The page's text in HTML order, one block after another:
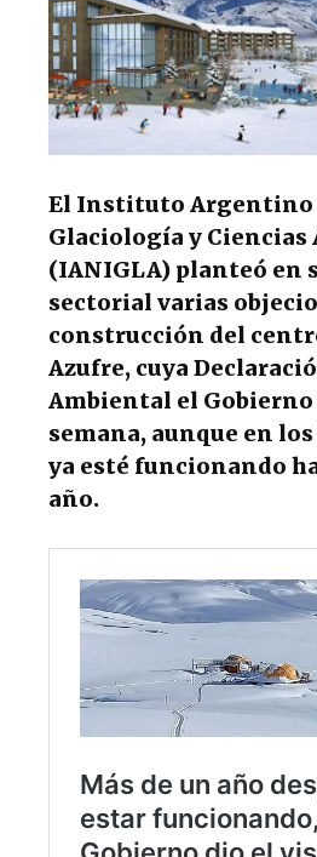
El Instituto Argentino
Glaciología y Ciencias
(IANIGLA) planteó en
sectorial varias
construcción del
Azufre, cuya
Ambiental el Gobierno
semana, aunque en
ya esté funcionando
año.